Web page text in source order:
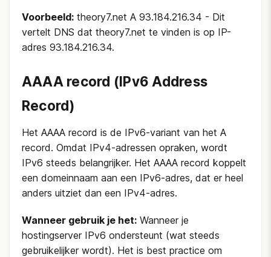
Voorbeeld: theory7.net A 93.184.216.34 - Dit
vertelt DNS dat theory7.net te vinden is op IP-
adres 93.184.216.34.
AAAA record (IPv6 Address
Record)
Het AAAA record is de IPv6-variant van het A
record. Omdat IPv4-adressen opraken, wordt
IPv6 steeds belangrijker. Het AAAA record koppelt
een domeinnaam aan een IPv6-adres, dat er heel
anders uitziet dan een IPv4-adres.
Wanneer gebruik je het: Wanneer je
hostingserver IPv6 ondersteunt (wat steeds
gebruikelijker wordt). Het is best practice om